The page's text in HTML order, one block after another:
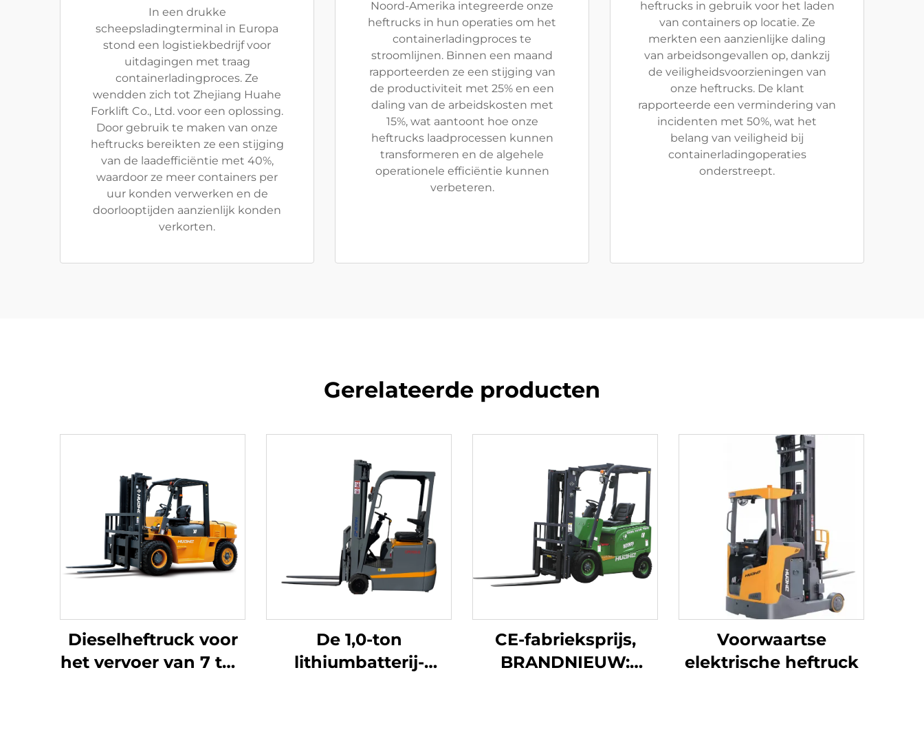
In een drukke
scheepsladingterminal in Europa
stond een logistiekbedrijf voor
uitdagingen met traag
containerladingproces. Ze
wendden zich tot Zhejiang Huahe
Forklift Co., Ltd. voor een oplossing.
Door gebruik te maken van onze
heftrucks bereikten ze een stijging
van de laadefficiëntie met 40%,
waardoor ze meer containers per
uur konden verwerken en de
doorlooptijden aanzienlijk konden
verkorten.
Noord-Amerika integreerde onze
heftrucks in hun operaties om het
containerladingproces te
stroomlijnen. Binnen een maand
rapporteerden ze een stijging van
de productiviteit met 25% en een
daling van de arbeidskosten met
15%, wat aantoont hoe onze
heftrucks laadprocessen kunnen
transformeren en de algehele
operationele efficiëntie kunnen
verbeteren.
heftrucks in gebruik voor het laden
van containers op locatie. Ze
merkten een aanzienlijke daling
van arbeidsongevallen op, dankzij
de veiligheidsvoorzieningen van
onze heftrucks. De klant
rapporteerde een vermindering van
incidenten met 50%, wat het
belang van veiligheid bij
containerladingoperaties
onderstreept.
Gerelateerde producten
Dieselheftruck voor
het vervoer van 7 ton
De 1,0-ton
lithiumbatterij-
CE-fabrieksprijs,
BRANDNIEUW:
Voorwaartse
elektrische heftruck